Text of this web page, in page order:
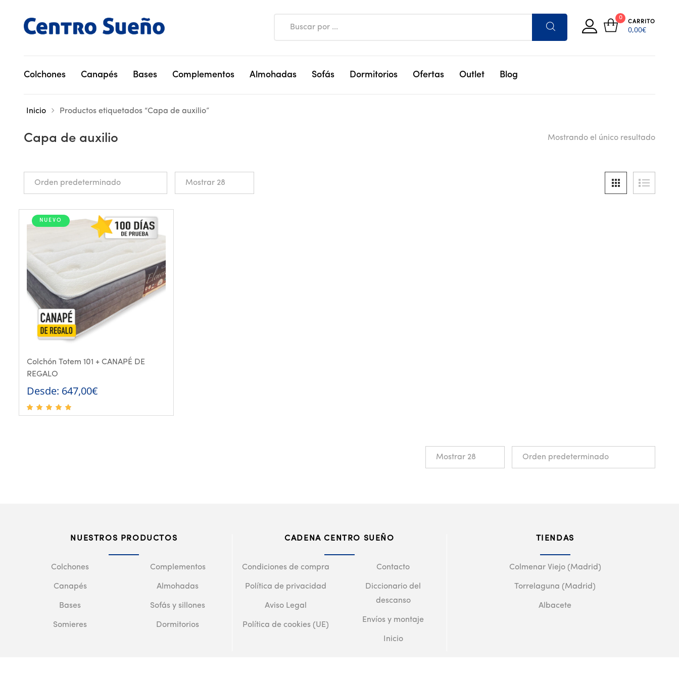
0
CARRITO
0,00€
Colchones Canapés Bases Complementos Almohadas Sofás Dormitorios Ofertas Outlet Blog
Inicio Productos etiquetados “Capa de auxilio”
Capa de auxilio Mostrando el único resultado
NUEVO
Colchón Totem 101 + CANAPÉ DE
REGALO
Desde: 647,00€
NUESTROS PRODUCTOS
Colchones
Canapés
Bases
Somieres
Complementos
Almohadas
Sofás y sillones
Dormitorios
CADENA CENTRO SUEÑO
Condiciones de compra
Política de privacidad
Aviso Legal
Política de cookies (UE)
Contacto
Diccionario del
descanso
Envíos y montaje
Inicio
TIENDAS
Colmenar Viejo (Madrid)
Torrelaguna (Madrid)
Albacete